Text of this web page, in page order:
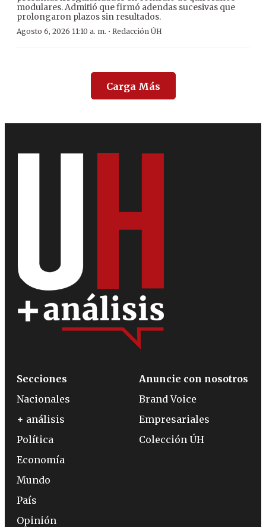
modulares. Admitió que firmó adendas sucesivas que
prolongaron plazos sin resultados.
Agosto 6, 2026 11:10 a. m. · Redacción ÚH
Carga Más
Secciones
Nacionales
+ análisis
Política
Economía
Mundo
País
Opinión
Anuncie con nosotros
Brand Voice
Empresariales
Colección ÚH